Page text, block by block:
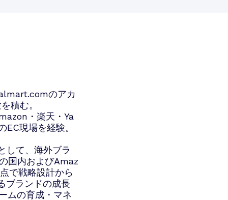
のアカ
積む。
・楽天・Ya
現場を経験。
して、海外ブラ
国内およびAmaz
で戦略設計から
ブランドの成長
ムの育成・マネ